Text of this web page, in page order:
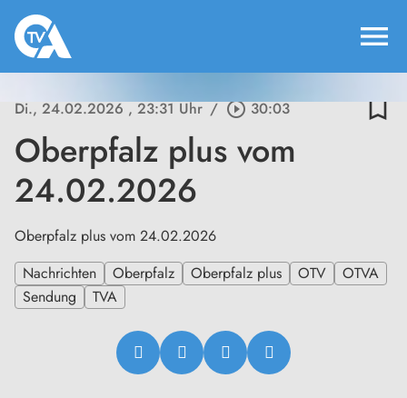
menu
Di., 24.02.2026, 23:31 Uhr / play_circle_outline30:03 bookmark_border
Oberpfalz plus vom
24.02.2026
Oberpfalz plus vom 24.02.2026
Nachrichten
Oberpfalz Oberpfalz plus OTV
OTVA
Sendung
TVA